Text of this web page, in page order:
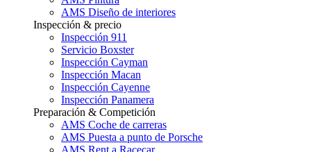
AMS Diseño de interiores
Inspección & precio
Inspección 911
Servicio Boxster
Inspección Cayman
Inspección Macan
Inspección Cayenne
Inspección Panamera
Preparación & Competición
AMS Coche de carreras
AMS Puesta a punto de Porsche
AMS Rent a Racecar